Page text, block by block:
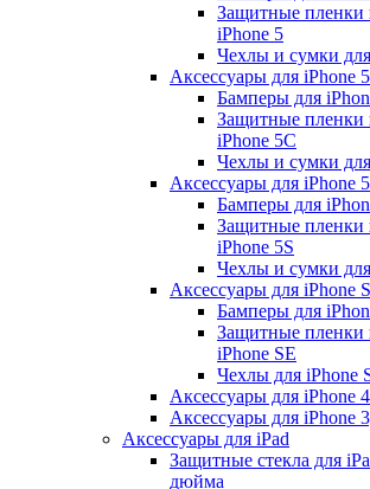
Защитные пленки
iPhone 5
Чехлы и сумки
Аксессуары для iPhone
Бамперы для
Защитные пленки
iPhone 5C
Чехлы и сумки
Аксессуары для iPhone
Бамперы для
Защитные пленки
iPhone 5S
Чехлы и сумки
Аксессуары для iPhone
Бамперы для
Защитные пленки
iPhone SE
Чехлы для iPhone
Аксессуары для iPhone
Аксессуары для iPhone
Аксессуары для iPad
Защитные стекла для
дюйма